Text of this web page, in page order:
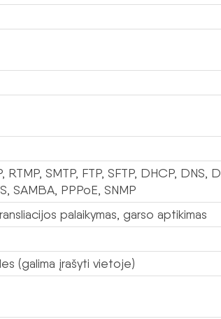
SMTP, FTP, SFTP, DHCP, DNS,
SAMBA, PPPoE, SNMP
palaikymas, garso aptikimas
(galima įrašyti vietoje)